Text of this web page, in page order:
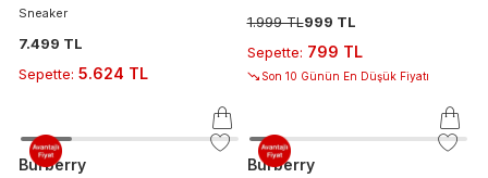
Sneaker
7.499 TL
Sepette: 5.624 TL
1.999 TL999 TL
Sepette: 799 TL
Son 10 Günün En Düşük Fiyatı
Burberry Burberry